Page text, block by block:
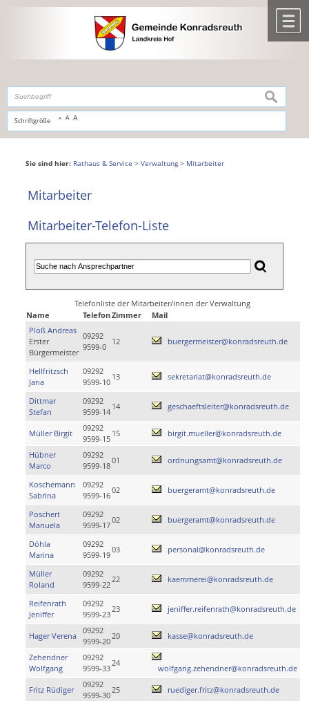
,zur Navigationoderzur Startseitespringen.
Schriftgröße A A A
suchen
Sie sind hier: Rathaus & Service > Verwaltung> Mitarbeiter
Mitarbeiter
Mitarbeiter-Telefon-Liste
Telefonliste der Mitarbeiter/innen der Verwaltung
Name
TelefonZimmer
Mail
Ploß Andreas
Erster
Bürgermeister
09292
9599-0
12 buergermeister@konradsreuth.de
Hellfritzsch
Jana
09292
9599-10
13 sekretariat@konradsreuth.de
Dittmar
Stefan
09292
9599-14
14 geschaeftsleiter@konradsreuth.de
Müller Birgit
09292
9599-15
15 birgit.mueller@konradsreuth.de
Hübner
Marco
09292
9599-18
01 ordnungsamt@konradsreuth.de
Koschemann
Sabrina
09292
9599-16
02 buergeramt@konradsreuth.de
Poschert
Manuela
09292
9599-17
02 buergeramt@konradsreuth.de
Döhla
Marina
09292
9599-19
03 personal@konradsreuth.de
Müller
Roland
09292
9599-22
22 kaemmerei@konradsreuth.de
Reifenrath
Jeniffer
09292
9599-23
23 jeniffer.reifenrath@konradsreuth.de
Hager Verena
09292
9599-20
20 kasse@konradsreuth.de
Zehendner
Wolfgang
09292
9599-33
24
wolfgang.zehendner@konradsreuth.de
Fritz Rüdiger
09292
9599-30
25 ruediger.fritz@konradsreuth.de